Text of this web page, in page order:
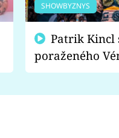
SHOWBYZNYS
poraženého
fanoušci